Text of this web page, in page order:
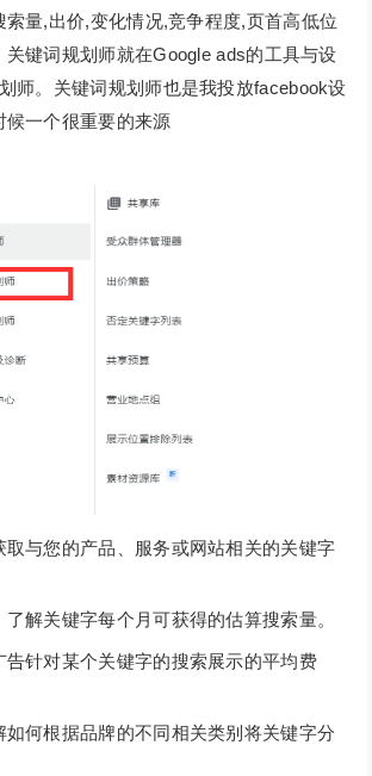
索量,出价,变化情况,竞争程度,页首高低位
关键词规划师就在Google ads的工具与设
师。关键词规划师也是我投放facebook设
候一个很重要的来源
取与您的产品、服务或网站相关的关键字
解关键字每个月可获得的估算搜索量。
告针对某个关键字的搜索展示的平均费
如何根据品牌的不同相关类别将关键字分